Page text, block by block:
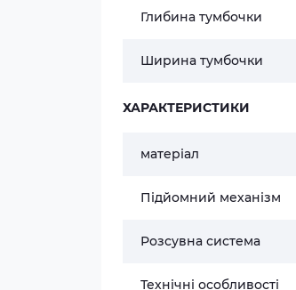
Глибина тумбочки
Ширина тумбочки
ХАРАКТЕРИСТИКИ
матеріал
Підйомний механізм
Розсувна система
Технічні особливості